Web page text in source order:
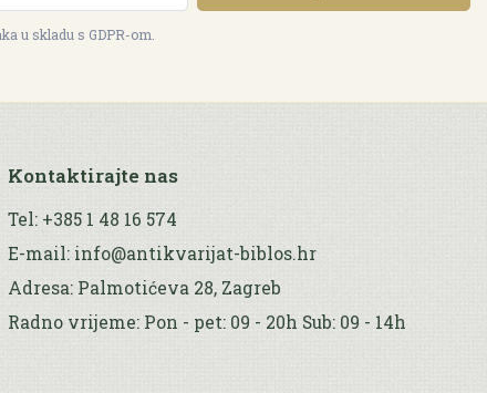
u skladu s GDPR-om.
Kontaktirajte nas
Tel: +385 1 48 16 574
E-mail: info@antikvarijat-biblos.hr
Adresa: Palmotićeva 28, Zagreb
Radno vrijeme: Pon - pet: 09 - 20h Sub: 09 - 14h